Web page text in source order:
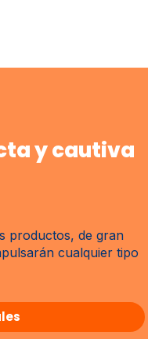
y cautiva
productos, de gran
cualquier tipo